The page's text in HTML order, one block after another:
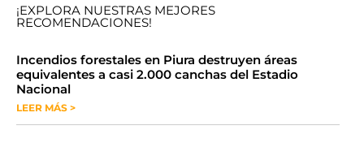
¡EXPLORA NUESTRAS MEJORES
RECOMENDACIONES!
​​​​Incendios forestales en Piura destruyen áreas
equivalentes a casi 2.000 canchas del Estadio
Nacional
LEER MÁS >